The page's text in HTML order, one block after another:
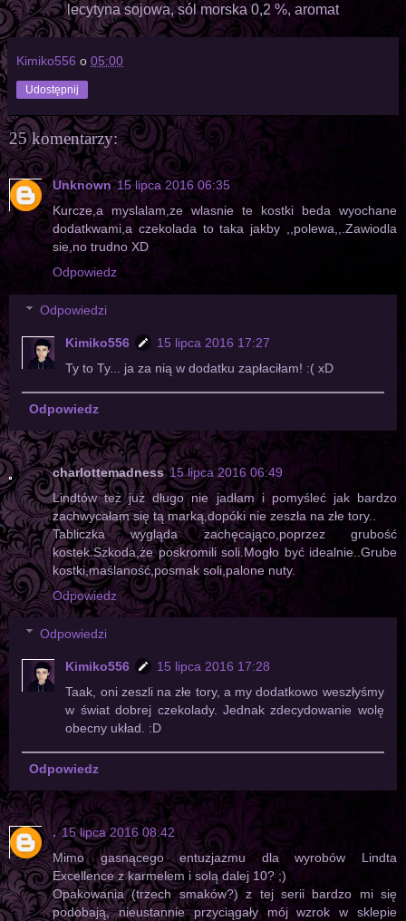
lecytyna sojowa, sól morska 0,2 %, aromat
Kimiko556 o 05:00
Udostępnij
25 komentarzy:
Unknown 15 lipca 2016 06:35
Kurcze,a myslalam,ze wlasnie te kostki beda wyochane
dodatkwami,a czekolada to taka jakby ,,polewa,,.Zawiodla
sie,no trudno XD
Odpowiedz
Odpowiedzi
Kimiko556
15 lipca 2016 17:27
Ty to Ty... ja za nią w dodatku zapłaciłam! :( xD
Odpowiedz
charlottemadness 15 lipca 2016 06:49
Lindtów też już długo nie jadłam i pomyśleć jak bardzo
zachwycałam się tą marką,dopóki nie zeszła na złe tory..
Tabliczka wygląda zachęcająco,poprzez grubość
kostek.Szkoda,że poskromili soli.Mogło być idealnie..Grube
kostki,maślaność,posmak soli,palone nuty.
Odpowiedz
Odpowiedzi
Kimiko556
15 lipca 2016 17:28
Taak, oni zeszli na złe tory, a my dodatkowo weszłyśmy
w świat dobrej czekolady. Jednak zdecydowanie wolę
obecny układ. :D
Odpowiedz
. 15 lipca 2016 08:42
Mimo gasnącego entuzjazmu dla wyrobów Lindta
Excellence z karmelem i solą dalej 10? ;)
Opakowania (trzech smaków?) z tej serii bardzo mi się
podobają, nieustannie przyciągały mój wzrok w sklepie